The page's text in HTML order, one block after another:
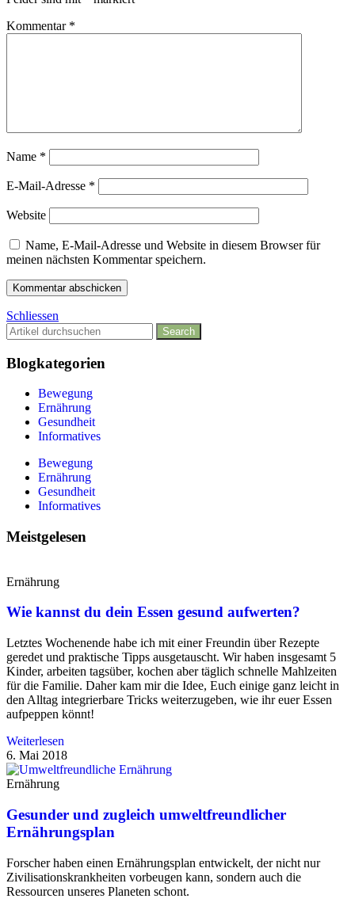
Kommentar *
Name *
E-Mail-Adresse *
Website
Name, E-Mail-Adresse und Website in diesem Browser für
meinen nächsten Kommentar speichern.
Schliessen
Search
Blogkategorien
Bewegung
Ernährung
Gesundheit
Informatives
Bewegung
Ernährung
Gesundheit
Informatives
Meistgelesen
Ernährung
Wie kannst du dein Essen gesund aufwerten?
Letztes Wochenende habe ich mit einer Freundin über Rezepte
geredet und praktische Tipps ausgetauscht. Wir haben insgesamt 5
Kinder, arbeiten tagsüber, kochen aber täglich schnelle Mahlzeiten
für die Familie. Daher kam mir die Idee, Euch einige ganz leicht in
den Alltag integrierbare Tricks weiterzugeben, wie ihr euer Essen
aufpeppen könnt!
Weiterlesen
6. Mai 2018
Ernährung
Gesunder und zugleich umweltfreundlicher
Ernährungsplan
Forscher haben einen Ernährungsplan entwickelt, der nicht nur
Zivilisationskrankheiten vorbeugen kann, sondern auch die
Ressourcen unseres Planeten schont.